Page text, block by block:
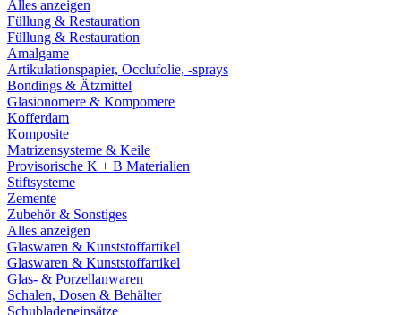
Alles anzeigen
Füllung & Restauration
Füllung & Restauration
Amalgame
Artikulationspapier, Occlufolie, -sprays
Bondings & Ätzmittel
Glasionomere & Kompomere
Kofferdam
Komposite
Matrizensysteme & Keile
Provisorische K + B Materialien
Stiftsysteme
Zemente
Zubehör & Sonstiges
Alles anzeigen
Glaswaren & Kunststoffartikel
Glaswaren & Kunststoffartikel
Glas- & Porzellanwaren
Schalen, Dosen & Behälter
Schubladeneinsätze